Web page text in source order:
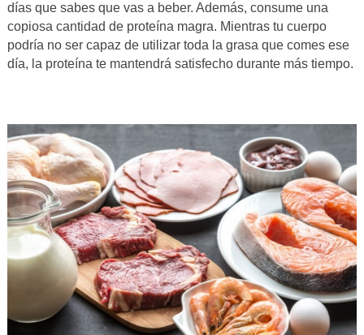
días que sabes que vas a beber. Además, consume una
copiosa cantidad de proteína magra. Mientras tu cuerpo
podría no ser capaz de utilizar toda la grasa que comes ese
día, la proteína te mantendrá satisfecho durante más tiempo.